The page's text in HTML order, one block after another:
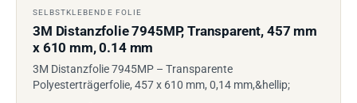
SELBSTKLEBENDE FOLIE
3M Distanzfolie 7945MP, Transparent, 457 mm
x 610 mm, 0.14 mm
3M Distanzfolie 7945MP – Transparente
Polyesterträgerfolie, 457 x 610 mm, 0,14 mm,&hellip;